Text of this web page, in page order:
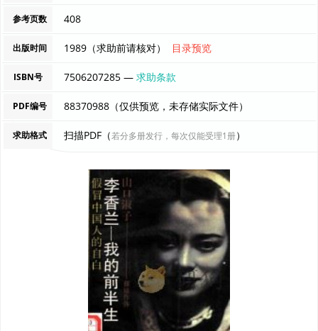
参考页数 408
出版时间 1989（求助前请核对） 目录预览
ISBN号 7506207285 —求助条款
PDF编号 88370988（仅供预览，未存储实际文件）
求助格式 扫描PDF（若分多册发行，每次仅能受理1册）